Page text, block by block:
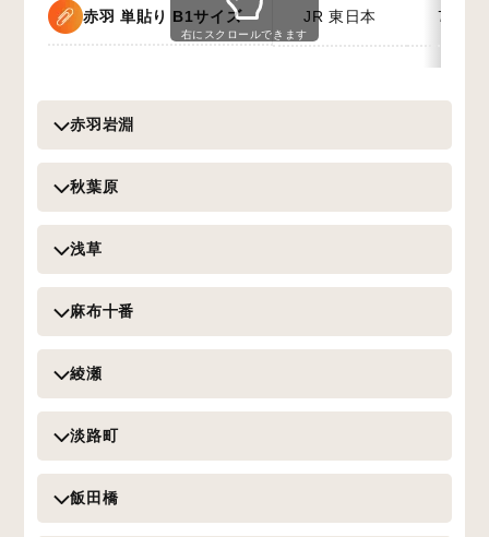
赤羽 単貼り B1サイズ JR 東日本 7日間
右にスクロールできます
赤羽岩淵
秋葉原
浅草
麻布十番
綾瀬
淡路町
飯田橋